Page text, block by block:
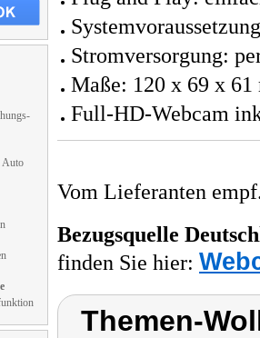
Auto
Stromversorgung:
Maße: 120 x 69 x
Full-HD-Webcam
Vom Lieferanten
Bezugsquelle
finden Sie hier:
Themen-